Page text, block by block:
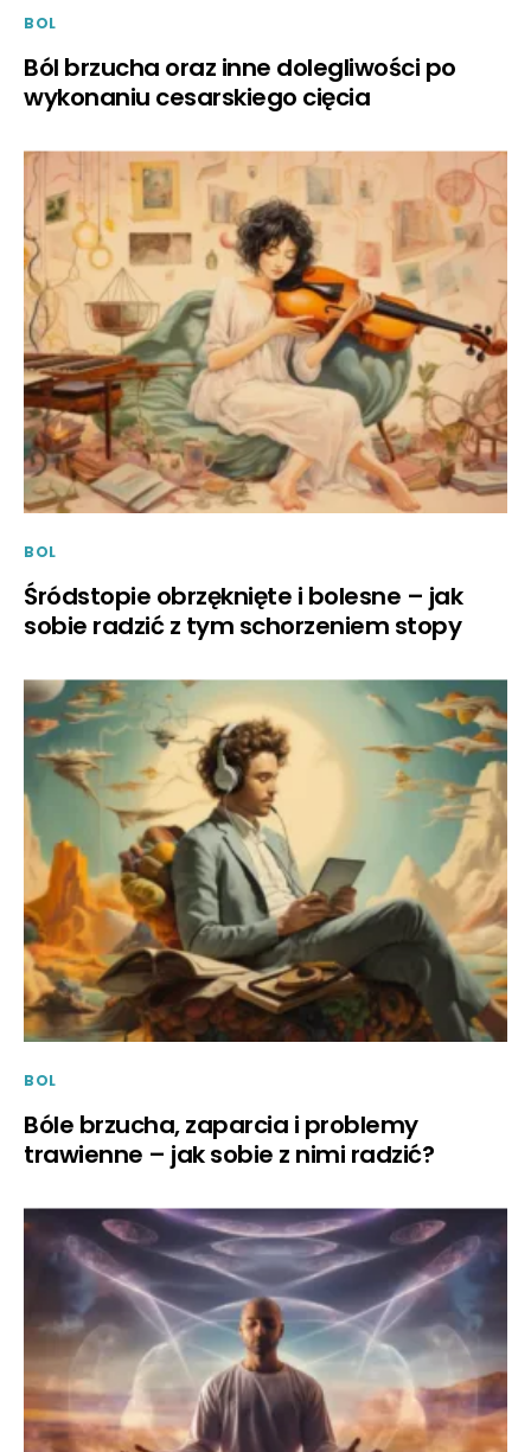
BOL
Ból brzucha oraz inne dolegliwości po
wykonaniu cesarskiego cięcia
BOL
Śródstopie obrzęknięte i bolesne – jak
sobie radzić z tym schorzeniem stopy
BOL
Bóle brzucha, zaparcia i problemy
trawienne – jak sobie z nimi radzić?